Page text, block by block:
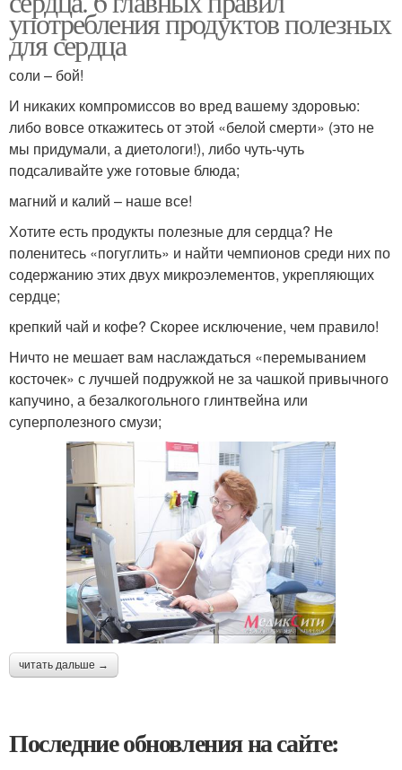
употребления продуктов полезных
для сердца
соли – бой!
И никаких компромиссов во вред вашему здоровью:
либо вовсе откажитесь от этой «белой смерти» (это не
мы придумали, а диетологи!), либо чуть-чуть
подсаливайте уже готовые блюда;
магний и калий – наше все!
Хотите есть продукты полезные для сердца? Не
поленитесь «погуглить» и найти чемпионов среди них по
содержанию этих двух микроэлементов, укрепляющих
сердце;
крепкий чай и кофе? Скорее исключение, чем правило!
Ничто не мешает вам наслаждаться «перемыванием
косточек» с лучшей подружкой не за чашкой привычного
капучино, а безалкогольного глинтвейна или
суперполезного смузи;
читать дальше →
Последние обновления на сайте: